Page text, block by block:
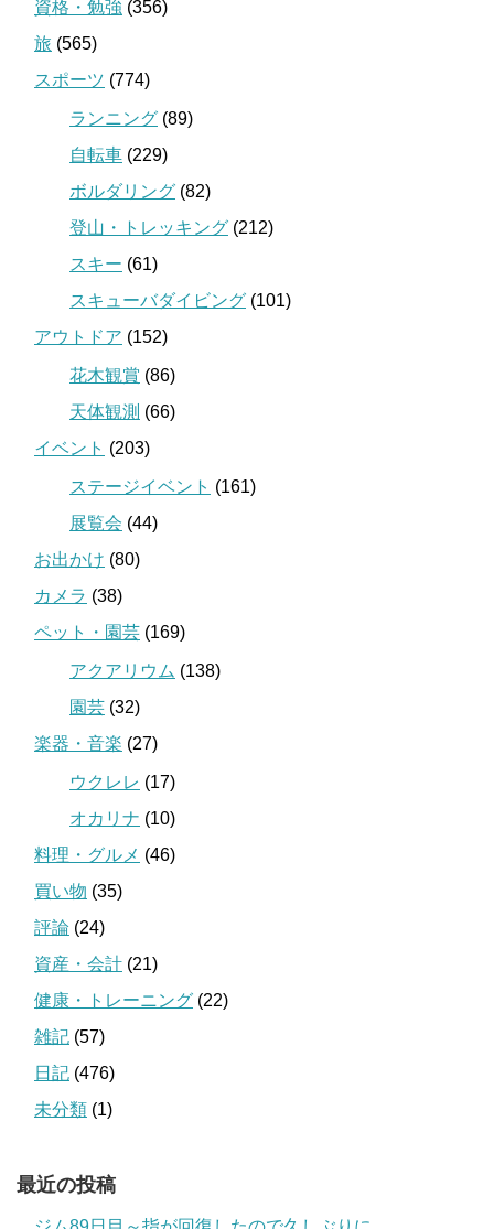
資格・勉強 (356)
旅 (565)
スポーツ (774)
ランニング (89)
自転車 (229)
ボルダリング (82)
登山・トレッキング (212)
スキー (61)
スキューバダイビング (101)
アウトドア (152)
花木観賞 (86)
天体観測 (66)
イベント (203)
ステージイベント (161)
展覧会 (44)
お出かけ (80)
カメラ (38)
ペット・園芸 (169)
アクアリウム (138)
園芸 (32)
楽器・音楽 (27)
ウクレレ (17)
オカリナ (10)
料理・グルメ (46)
買い物 (35)
評論 (24)
資産・会計 (21)
健康・トレーニング (22)
雑記 (57)
日記 (476)
未分類 (1)
最近の投稿